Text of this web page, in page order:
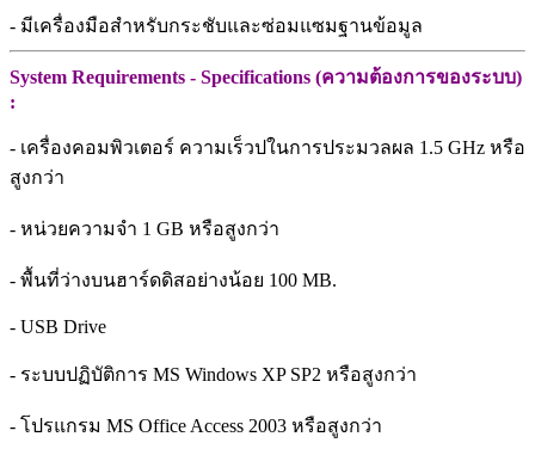
- มีเครื่องมือสำหรับกระชับและซ่อมแซมฐานข้อมูล
System Requirements - Specifications (ความต้องการของระบบ)
:
- เครื่องคอมพิวเตอร์ ความเร็วปในการประมวลผล 1.5 GHz หรือ
สูงกว่า
- หน่วยความจำ 1 GB หรือสูงกว่า
- พื้นที่ว่างบนฮาร์ดดิสอย่างน้อย 100 MB.
- USB Drive
- ระบบปฏิบัติการ MS Windows XP SP2 หรือสูงกว่า
- โปรแกรม MS Office Access 2003 หรือสูงกว่า